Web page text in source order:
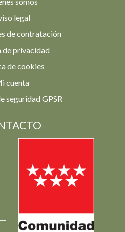
legal
de contratación
de privacidad
de cookies
cuenta
seguridad GPSR